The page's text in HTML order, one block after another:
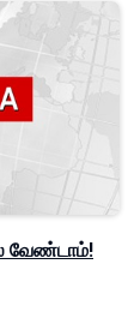
வேண்டாம்!